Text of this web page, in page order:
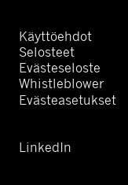
Käyttöehdot
Selosteet
Evästeseloste
Whistleblower
Evästeasetukset
LinkedIn